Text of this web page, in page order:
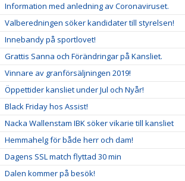
Information med anledning av Coronaviruset.
Valberedningen söker kandidater till styrelsen!
Innebandy på sportlovet!
Grattis Sanna och Förändringar på Kansliet.
Vinnare av granförsäljningen 2019!
Öppettider kansliet under Jul och Nyår!
Black Friday hos Assist!
Nacka Wallenstam IBK söker vikarie till kansliet
Hemmahelg för både herr och dam!
Dagens SSL match flyttad 30 min
Dalen kommer på besök!